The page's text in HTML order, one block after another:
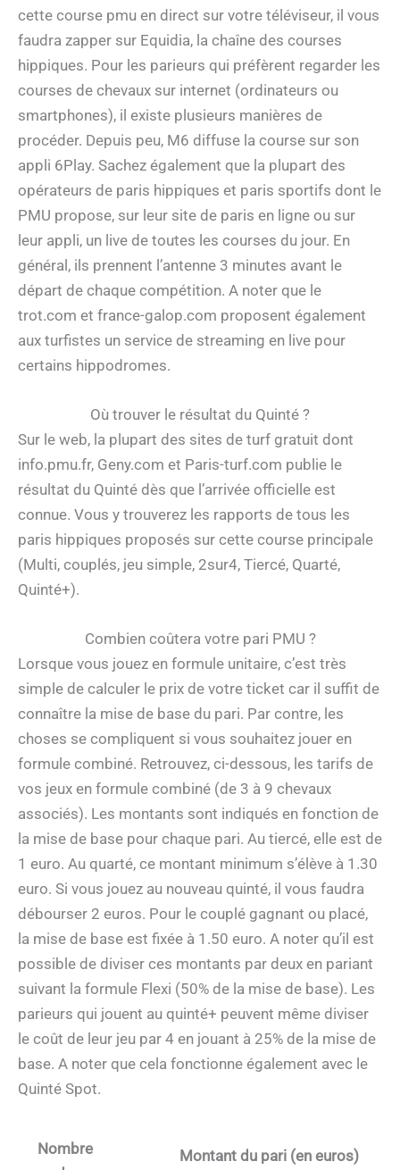
cette course pmu en direct sur votre téléviseur, il vous
faudra zapper sur Equidia, la chaîne des courses
hippiques. Pour les parieurs qui préfèrent regarder les
courses de chevaux sur internet (ordinateurs ou
smartphones), il existe plusieurs manières de
procéder. Depuis peu, M6 diffuse la course sur son
appli 6Play. Sachez également que la plupart des
opérateurs de paris hippiques et paris sportifs dont le
PMU propose, sur leur site de paris en ligne ou sur
leur appli, un live de toutes les courses du jour. En
général, ils prennent l’antenne 3 minutes avant le
départ de chaque compétition. A noter que le
trot.com et france-galop.com proposent également
aux turfistes un service de streaming en live pour
certains hippodromes.
Où trouver le résultat du Quinté ?
Sur le web, la plupart des sites de turf gratuit dont
info.pmu.fr, Geny.com et Paris-turf.com publie le
résultat du Quinté dès que l’arrivée officielle est
connue. Vous y trouverez les rapports de tous les
paris hippiques proposés sur cette course principale
(Multi, couplés, jeu simple, 2sur4, Tiercé, Quarté,
Quinté+).
Combien coûtera votre pari PMU ?
Lorsque vous jouez en formule unitaire, c’est très
simple de calculer le prix de votre ticket car il suffit de
connaître la mise de base du pari. Par contre, les
choses se compliquent si vous souhaitez jouer en
formule combiné. Retrouvez, ci-dessous, les tarifs de
vos jeux en formule combiné (de 3 à 9 chevaux
associés). Les montants sont indiqués en fonction de
la mise de base pour chaque pari. Au tiercé, elle est de
1 euro. Au quarté, ce montant minimum s’élève à 1.30
euro. Si vous jouez au nouveau quinté, il vous faudra
débourser 2 euros. Pour le couplé gagnant ou placé,
la mise de base est fixée à 1.50 euro. A noter qu’il est
possible de diviser ces montants par deux en pariant
suivant la formule Flexi (50% de la mise de base). Les
parieurs qui jouent au quinté+ peuvent même diviser
le coût de leur jeu par 4 en jouant à 25% de la mise de
base. A noter que cela fonctionne également avec le
Quinté Spot.
Nombre
Montant du pari (en euros)